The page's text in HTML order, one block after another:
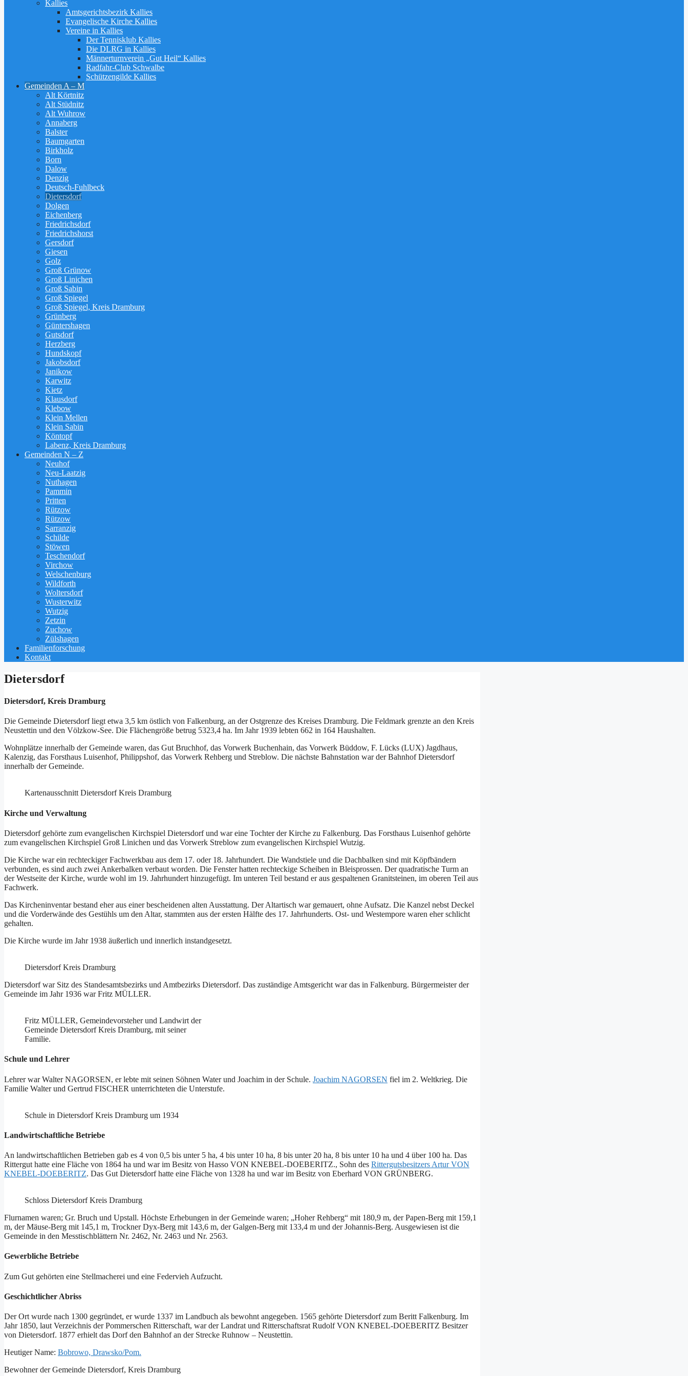
Kallies
Amtsgerichtsbezirk Kallies
Evangelische Kirche Kallies
Vereine in Kallies
Der Tennisklub Kallies
Die DLRG in Kallies
Männerturnverein „Gut Heil“ Kallies
Radfahr-Club Schwalbe
Schützengilde Kallies
Gemeinden A – M
Alt Körtnitz
Alt Stüdnitz
Alt Wuhrow
Annaberg
Balster
Baumgarten
Birkholz
Born
Dalow
Denzig
Deutsch-Fuhlbeck
Dietersdorf
Dolgen
Eichenberg
Friedrichsdorf
Friedrichshorst
Gersdorf
Giesen
Golz
Groß Grünow
Groß Linichen
Groß Sabin
Groß Spiegel
Groß Spiegel, Kreis Dramburg
Grünberg
Güntershagen
Gutsdorf
Herzberg
Hundskopf
Jakobsdorf
Janikow
Karwitz
Kietz
Klausdorf
Klebow
Klein Mellen
Klein Sabin
Köntopf
Labenz, Kreis Dramburg
Gemeinden N – Z
Neuhof
Neu-Laatzig
Nuthagen
Pammin
Pritten
Rützow
Rützow
Sarranzig
Schilde
Stöwen
Teschendorf
Virchow
Welschenburg
Wildforth
Woltersdorf
Wusterwitz
Wutzig
Zetzin
Zuchow
Zülshagen
Familienforschung
Kontakt
Dietersdorf
Dietersdorf, Kreis Dramburg
Die Gemeinde Dietersdorf liegt etwa 3,5 km östlich von Falkenburg, an der Ostgrenze des Kreises Dramburg. Die Feldmark grenzte an den Kreis
Neustettin und den Völzkow-See. Die Flächengröße betrug 5323,4 ha. Im Jahr 1939 lebten 662 in 164 Haushalten.
Wohnplätze innerhalb der Gemeinde waren, das Gut Bruchhof, das Vorwerk Buchenhain, das Vorwerk Büddow, F. Lücks (LUX) Jagdhaus,
Kalenzig, das Forsthaus Luisenhof, Philippshof, das Vorwerk Rehberg und Streblow. Die nächste Bahnstation war der Bahnhof Dietersdorf
innerhalb der Gemeinde.
Kartenausschnitt Dietersdorf Kreis Dramburg
Kirche und Verwaltung
Dietersdorf gehörte zum evangelischen Kirchspiel Dietersdorf und war eine Tochter der Kirche zu Falkenburg. Das Forsthaus Luisenhof gehörte
zum evangelischen Kirchspiel Groß Linichen und das Vorwerk Streblow zum evangelischen Kirchspiel Wutzig.
Die Kirche war ein rechteckiger Fachwerkbau aus dem 17. oder 18. Jahrhundert. Die Wandstiele und die Dachbalken sind mit Köpfbändern
verbunden, es sind auch zwei Ankerbalken verbaut worden. Die Fenster hatten rechteckige Scheiben in Bleisprossen. Der quadratische Turm an
der Westseite der Kirche, wurde wohl im 19. Jahrhundert hinzugefügt. Im unteren Teil bestand er aus gespaltenen Granitsteinen, im oberen Teil aus
Fachwerk.
Das Kircheninventar bestand eher aus einer bescheidenen alten Ausstattung. Der Altartisch war gemauert, ohne Aufsatz. Die Kanzel nebst Deckel
und die Vorderwände des Gestühls um den Altar, stammten aus der ersten Hälfte des 17. Jahrhunderts. Ost- und Westempore waren eher schlicht
gehalten.
Die Kirche wurde im Jahr 1938 äußerlich und innerlich instandgesetzt.
Dietersdorf Kreis Dramburg
Dietersdorf war Sitz des Standesamtsbezirks und Amtbezirks Dietersdorf. Das zuständige Amtsgericht war das in Falkenburg. Bürgermeister der
Gemeinde im Jahr 1936 war Fritz MÜLLER.
Fritz MÜLLER, Gemeindevorsteher und Landwirt der
Gemeinde Dietersdorf Kreis Dramburg, mit seiner
Familie.
Schule und Lehrer
Lehrer war Walter NAGORSEN, er lebte mit seinen Söhnen Water und Joachim in der Schule. Joachim NAGORSEN fiel im 2. Weltkrieg. Die
Familie Walter und Gertrud FISCHER unterrichteten die Unterstufe.
Schule in Dietersdorf Kreis Dramburg um 1934
Landwirtschaftliche Betriebe
An landwirtschaftlichen Betrieben gab es 4 von 0,5 bis unter 5 ha, 4 bis unter 10 ha, 8 bis unter 20 ha, 8 bis unter 10 ha und 4 über 100 ha. Das
Rittergut hatte eine Fläche von 1864 ha und war im Besitz von Hasso VON KNEBEL-DOEBERITZ., Sohn des Rittergutsbesitzers Artur VON
KNEBEL-DOEBERITZ. Das Gut Dietersdorf hatte eine Fläche von 1328 ha und war im Besitz von Eberhard VON GRÜNBERG.
Schloss Dietersdorf Kreis Dramburg
Flurnamen waren; Gr. Bruch und Upstall. Höchste Erhebungen in der Gemeinde waren; „Hoher Rehberg“ mit 180,9 m, der Papen-Berg mit 159,1
m, der Mäuse-Berg mit 145,1 m, Trockner Dyx-Berg mit 143,6 m, der Galgen-Berg mit 133,4 m und der Johannis-Berg. Ausgewiesen ist die
Gemeinde in den Messtischblättern Nr. 2462, Nr. 2463 und Nr. 2563.
Gewerbliche Betriebe
Zum Gut gehörten eine Stellmacherei und eine Federvieh Aufzucht.
Geschichtlicher Abriss
Der Ort wurde nach 1300 gegründet, er wurde 1337 im Landbuch als bewohnt angegeben. 1565 gehörte Dietersdorf zum Beritt Falkenburg. Im
Jahr 1850, laut Verzeichnis der Pommerschen Ritterschaft, war der Landrat und Ritterschaftsrat Rudolf VON KNEBEL-DOEBERITZ Besitzer
von Dietersdorf. 1877 erhielt das Dorf den Bahnhof an der Strecke Ruhnow – Neustettin.
Heutiger Name: Bobrowo, Drawsko/Pom.
Bewohner der Gemeinde Dietersdorf, Kreis Dramburg